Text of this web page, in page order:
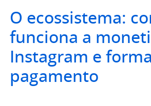
O ecossistema:
funciona a
Instagram e
pagamento